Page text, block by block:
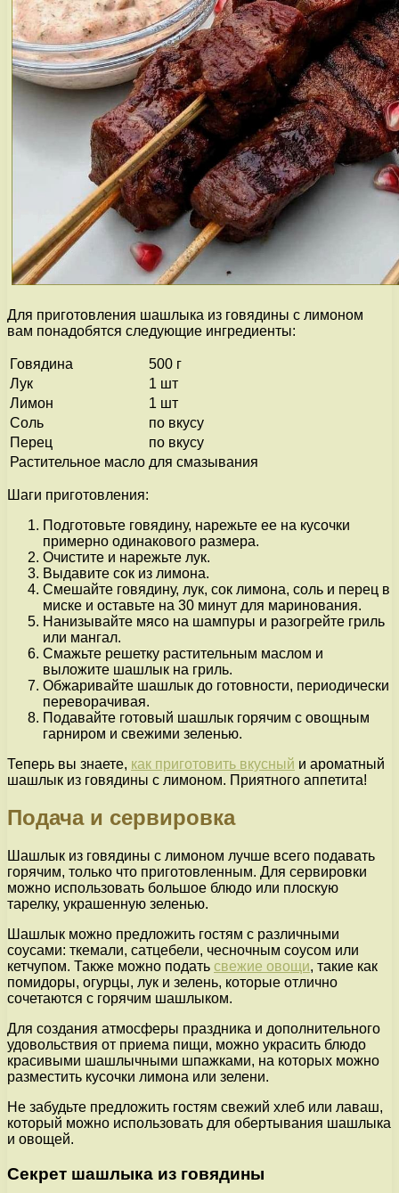
Для приготовления шашлыка из говядины с лимоном
вам понадобятся следующие ингредиенты:
Говядина
500 г
Лук
1 шт
Лимон
1 шт
Соль
по вкусу
Перец
по вкусу
Растительное масло для смазывания
Шаги приготовления:
Подготовьте говядину, нарежьте ее на кусочки
примерно одинакового размера.
Очистите и нарежьте лук.
Выдавите сок из лимона.
Смешайте говядину, лук, сок лимона, соль и перец в
миске и оставьте на 30 минут для маринования.
Нанизывайте мясо на шампуры и разогрейте гриль
или мангал.
Смажьте решетку растительным маслом и
выложите шашлык на гриль.
Обжаривайте шашлык до готовности, периодически
переворачивая.
Подавайте готовый шашлык горячим с овощным
гарниром и свежими зеленью.
Теперь вы знаете, как приготовить вкусный и ароматный
шашлык из говядины с лимоном. Приятного аппетита!
Подача и сервировка
Шашлык из говядины с лимоном лучше всего подавать
горячим, только что приготовленным. Для сервировки
можно использовать большое блюдо или плоскую
тарелку, украшенную зеленью.
Шашлык можно предложить гостям с различными
соусами: ткемали, сатцебели, чесночным соусом или
кетчупом. Также можно подать свежие овощи, такие как
помидоры, огурцы, лук и зелень, которые отлично
сочетаются с горячим шашлыком.
Для создания атмосферы праздника и дополнительного
удовольствия от приема пищи, можно украсить блюдо
красивыми шашлычными шпажками, на которых можно
разместить кусочки лимона или зелени.
Не забудьте предложить гостям свежий хлеб или лаваш,
который можно использовать для обертывания шашлыка
и овощей.
Секрет шашлыка из говядины